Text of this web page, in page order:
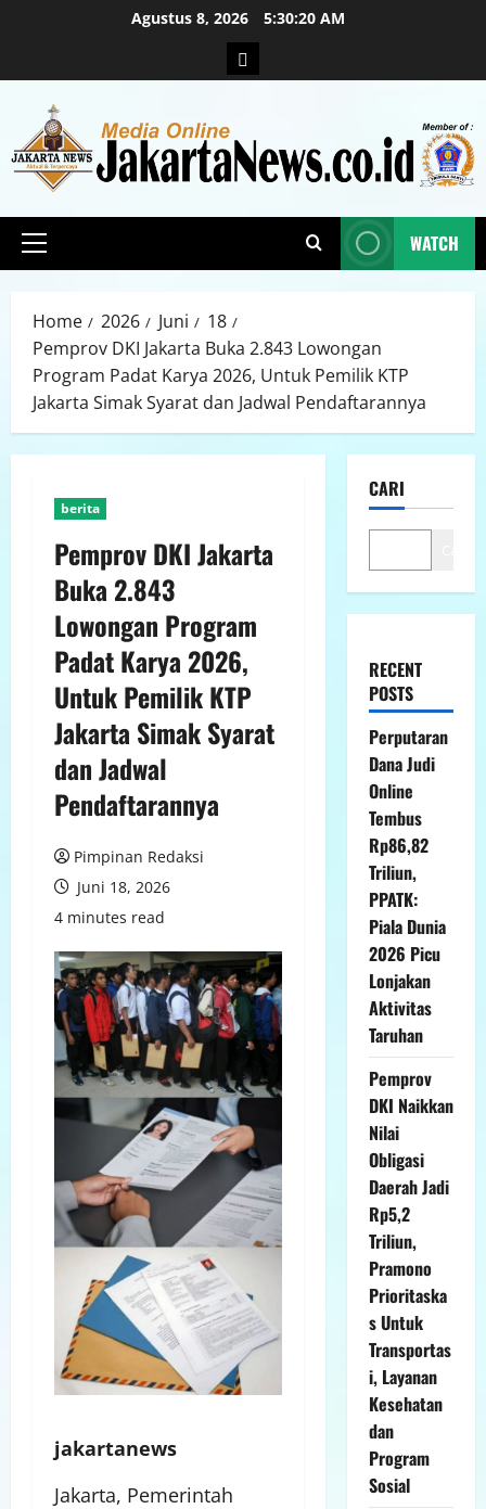
Agustus 8, 2026 5:30:22 AM
WATCH
Home 2026 Juni
18
Pemprov DKI Jakarta Buka 2.843 Lowongan
Program Padat Karya 2026, Untuk Pemilik KTP
Jakarta Simak Syarat dan Jadwal Pendaftarannya
berita
Pemprov DKI Jakarta
Buka 2.843
Lowongan Program
Padat Karya 2026,
Untuk Pemilik KTP
Jakarta Simak Syarat
dan Jadwal
Pendaftarannya
Pimpinan Redaksi
Juni 18, 2026
4 minutes read
jakartanews
Jakarta, Pemerintah
CARI
RECENT
POSTS
Perputaran
Dana Judi
Online
Tembus
Rp86,82
Triliun,
PPATK:
Piala Dunia
2026 Picu
Lonjakan
Aktivitas
Taruhan
Pemprov
DKI Naikkan
Nilai
Obligasi
Daerah Jadi
Rp5,2
Triliun,
Pramono
Prioritaska
s Untuk
Transportas
i, Layanan
Kesehatan
dan
Program
Sosial